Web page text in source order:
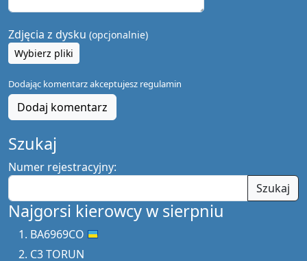
Zdjęcia z dysku (opcjonalnie)
Wybierz pliki
Dodając komentarz akceptujesz regulamin
Dodaj komentarz
Szukaj
Numer rejestracyjny:
Szukaj
Najgorsi kierowcy w sierpniu
BA6969CO
C3 TORUN